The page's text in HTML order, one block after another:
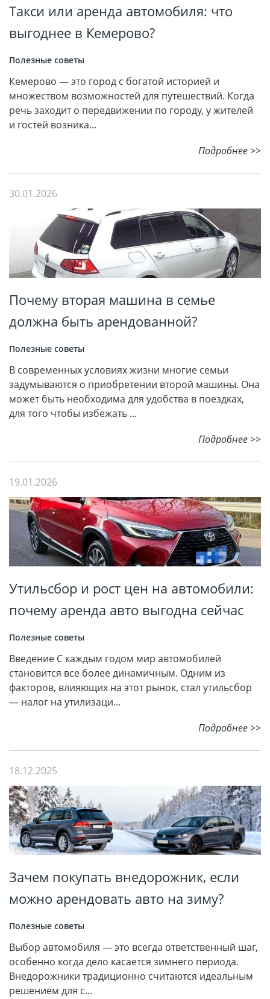
Такси или аренда автомобиля: что
выгоднее в Кемерово?
Полезные советы
Кемерово — это город с богатой историей и
множеством возможностей для путешествий. Когда
речь заходит о передвижении по городу, у жителей
и гостей возника...
Подробнее >>
30.01.2026
Почему вторая машина в семье
должна быть арендованной?
Полезные советы
В современных условиях жизни многие семьи
задумываются о приобретении второй машины. Она
может быть необходима для удобства в поездках,
для того чтобы избежать ...
Подробнее >>
19.01.2026
Утильсбор и рост цен на автомобили:
почему аренда авто выгодна сейчас
Полезные советы
Введение С каждым годом мир автомобилей
становится все более динамичным. Одним из
факторов, влияющих на этот рынок, стал утильсбор
— налог на утилизаци...
Подробнее >>
18.12.2025
Зачем покупать внедорожник, если
можно арендовать авто на зиму?
Полезные советы
Выбор автомобиля — это всегда ответственный шаг,
особенно когда дело касается зимнего периода.
Внедорожники традиционно считаются идеальным
решением для с...